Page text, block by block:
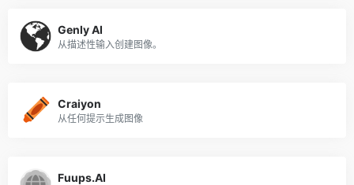
Genly AI
从描述性输入创建图像。
Craiyon
从任何提示生成图像
Fuups.AI